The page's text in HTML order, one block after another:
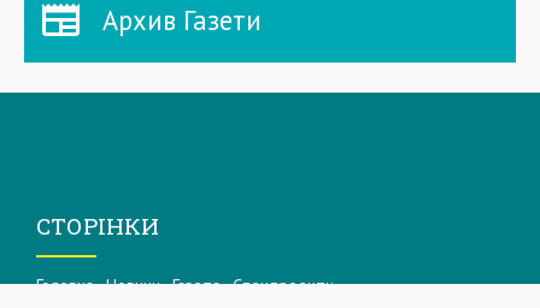
Архив Газети
СТОРІНКИ
Головна Новини Газета Спецпроекти